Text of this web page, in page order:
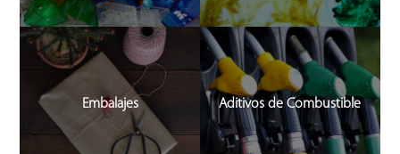
Embalajes Aditivos de Combustible